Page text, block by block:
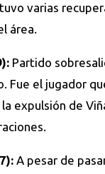
varias
área.
Partido
Fue el jugador
expulsión de
A pesar de